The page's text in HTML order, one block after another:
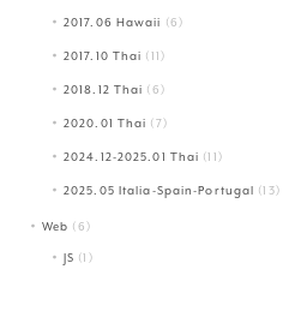
2017.06 Hawaii (6)
2017.10 Thai (11)
2018.12 Thai (6)
2020.01 Thai (7)
2024.12-2025.01 Thai (11)
2025.05 Italia-Spain-Portugal (13)
Web (6)
JS (1)